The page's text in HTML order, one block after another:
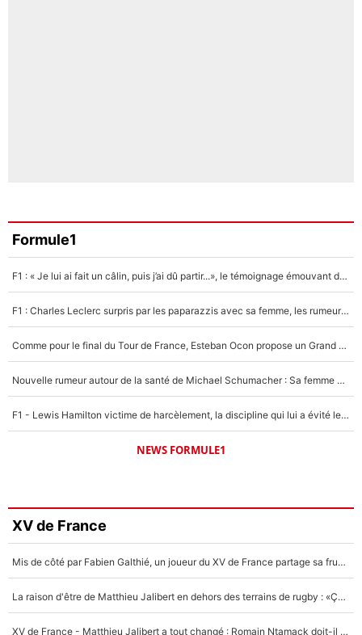
Formule1
F1 : « Je lui ai fait un câlin, puis j’ai dû partir...», le témoignage émouvant de Max Verstappen sur sa fille
F1 : Charles Leclerc surpris par les paparazzis avec sa femme, les rumeurs étaient vraies !
Comme pour le final du Tour de France, Esteban Ocon propose un Grand Prix de Formule 1 à Paris : «Autour de l’Arc de Triomphe, ce serait génial» !
Nouvelle rumeur autour de la santé de Michael Schumacher : Sa femme Corinna sort du silence
F1 - Lewis Hamilton victime de harcèlement, la discipline qui lui a évité le pire : «J'aurais probablement mal tourné»
NEWS FORMULE1
XV de France
Mis de côté par Fabien Galthié, un joueur du XV de France partage sa frustration : «ils ne me l’ont pas dit tout de suite»
La raison d'être de Matthieu Jalibert en dehors des terrains de rugby : «Ça m'atteint autant que si tu touches à un membre de ma famille»
XV de France - Matthieu Jalibert a tout changé : Romain Ntamack doit-il s’inquiéter pour sa place à un an de la Coupe du monde ?